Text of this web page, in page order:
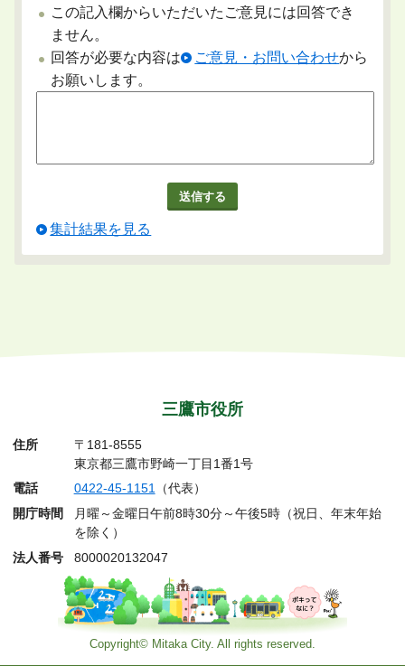
この記入欄からいただいたご意見には回答でき
ません。
回答が必要な内容は
ご意見・お問い合わせから
お願いします。
集計結果を見る
三鷹市役所
住所
〒181-8555
東京都三鷹市野崎一丁目1番1号
電話
0422-45-1151（代表）
開庁時間
月曜～金曜日午前8時30分～午後5時（祝日、年末年始
を除く）
法人番号
8000020132047
Copyright© Mitaka City. All rights reserved.